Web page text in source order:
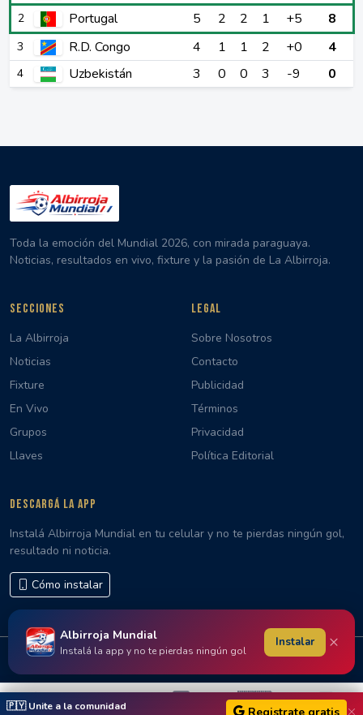
2 Portugal 5 2 2 1 +5 8
3 R.D. Congo 4 1 1 2 +0 4
4 Uzbekistán 3 0 0 3 -9 0
Toda la emoción del Mundial 2026, con mirada paraguaya.
Noticias, resultados en vivo, fixture y la pasión de La Albirroja.
SECCIONES
La Albirroja
Noticias
Fixture
En Vivo
Grupos
Llaves
LEGAL
Sobre Nosotros
Contacto
Publicidad
Términos
Privacidad
Política Editorial
DESCARGÁ LA APP
Instalá Albirroja Mundial en tu celular y no te pierdas ningún gol,
resultado ni noticia.
Cómo instalar
© 2026 Albirroja Mundial · Hecho con 🇵🇾 en Paraguay
🇵🇾
🇵🇾 Unite a la comunidad Registrate gratis
Albirroja Mundial
Instalá la app y no te pierdas ningún gol
Instalar ×